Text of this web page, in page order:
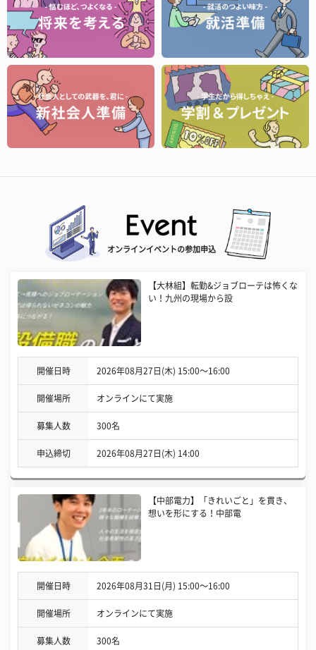
オンラインイベントの参加申込
【大林組】転勤&ジョブローテは怖くな
い！九州の現場から設
開催日時 2026年08月27日(木) 15:00〜16:00
開催場所 オンラインにて実施
募集人数 300名
申込締切 2026年08月27日(木) 14:00
【中部電力】「きれいごと」を貫き、
想いを形にする！中部電
開催日時 2026年08月31日(月) 15:00〜16:00
開催場所 オンラインにて実施
募集人数 300名